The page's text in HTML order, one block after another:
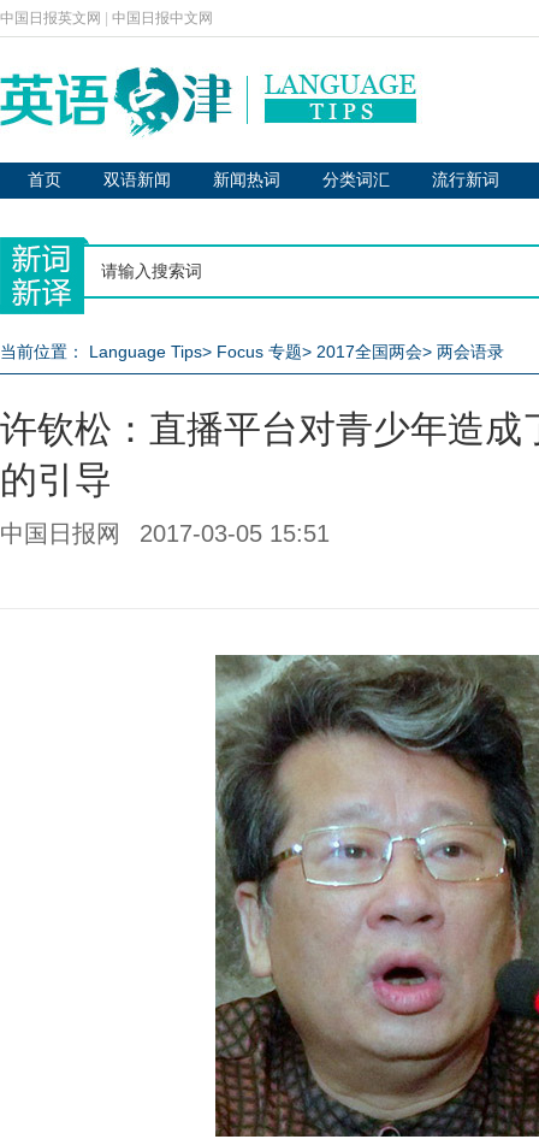
中国日报英文网 中国日报中文网
首页 双语新闻 新闻热词 分类词汇 流行新词
当前位置： Language Tips> Focus 专题> 2017全国两会> 两会语录
许钦松：直播平台对青少年造成
的引导
中国日报网 2017-03-05 15:51